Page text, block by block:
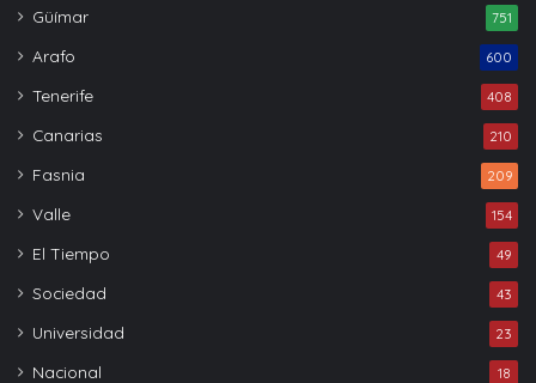
Güímar 751
Arafo 600
Tenerife 408
Canarias 210
Fasnia 209
Valle 154
El Tiempo 49
Sociedad 43
Universidad 23
Nacional 18